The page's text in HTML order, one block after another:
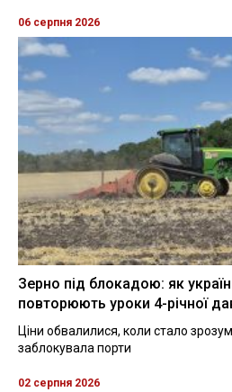
06 серпня 2026
Зерно під блокадою: як
повторюють уроки 4-річної
Ціни обвалилися, коли стало
заблокувала порти
02 серпня 2026